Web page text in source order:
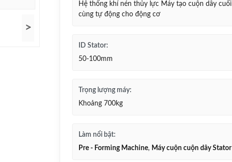
>
Hệ thống khí nén thủy lực Máy tạo cuộn dây cuối
cùng tự động cho động cơ
ID Stator:
50-100mm
Trọng lượng máy:
Khoảng 700kg
Làm nổi bật:
Pre - Forming Machine, Máy cuộn cuộn dây Stator